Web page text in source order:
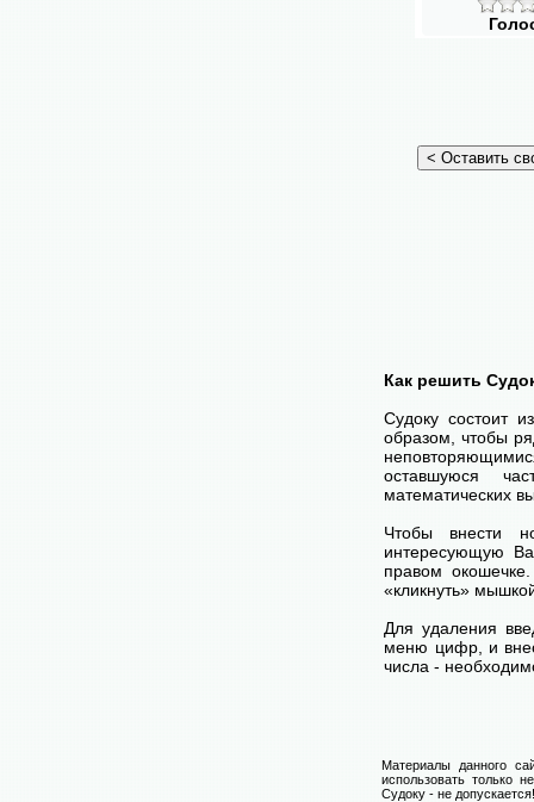
Как решить
Судоку состоит
образом, чтобы
оставшуюся
математических
Чтобы внести
интересующую
правом
«кликнуть»
Для удаления
меню цифр, и
числа -
Материалы данного
использовать только
Судоку - не допускается!